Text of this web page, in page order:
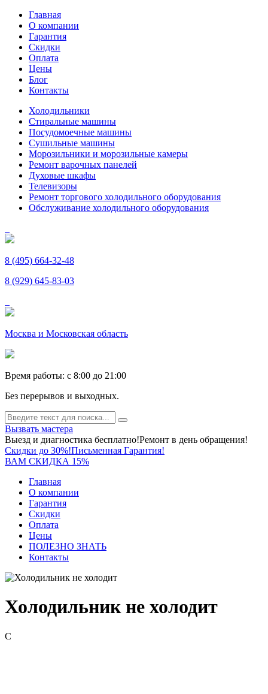
Главная
О компании
Гарантия
Скидки
Оплата
Цены
Блог
Контакты
Холодильники
Стиральные машины
Посудомоечные машины
Сушильные машины
Морозильники и морозильные камеры
Ремонт варочных панелей
Духовые шкафы
Телевизоры
Ремонт торгового холодильного оборудования
Обслуживание холодильного оборудования
8 (495) 664-32-48
8 (929) 645-83-03
Москва и Московская область
Время работы: c 8:00 до 21:00
Без перерывов и выходных.
Вызвать мастера
Выезд и диагностика бесплатно!Ремонт в день обращения!
Скидки до 30%!Письменная Гарантия!
ВАМ СКИДКА 15%
Главная
О компании
Гарантия
Скидки
Оплата
Цены
ПОЛЕЗНО ЗНАТЬ
Контакты
Холодильник не холодит
С